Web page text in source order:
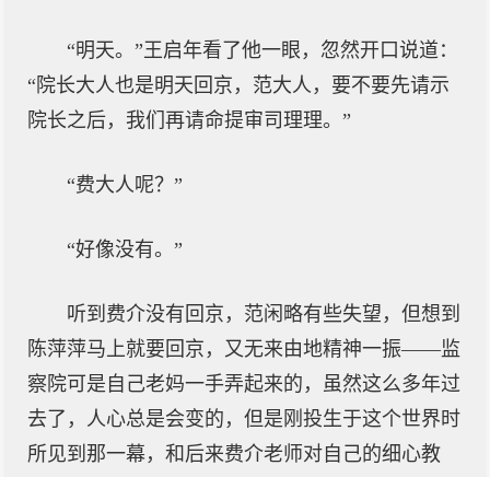
“明天。”王启年看了他一眼，忽然开口说道：
“院长大人也是明天回京，范大人，要不要先请示
院长之后，我们再请命提审司理理。”
“费大人呢？”
“好像没有。”
听到费介没有回京，范闲略有些失望，但想到
陈萍萍马上就要回京，又无来由地精神一振——监
察院可是自己老妈一手弄起来的，虽然这么多年过
去了，人心总是会变的，但是刚投生于这个世界时
所见到那一幕，和后来费介老师对自己的细心教